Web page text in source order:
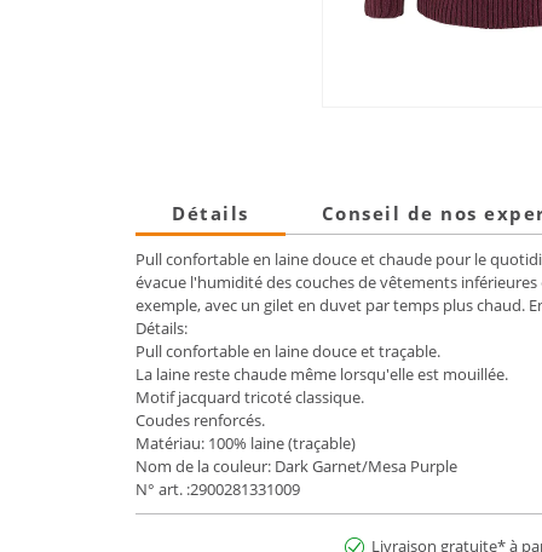
Détails Conseil de nos
Pull confortable en laine douce et chaude pour le
évacue l'humidité des couches de vêtements
exemple, avec un gilet en duvet par temps plus chaud.
Détails:
Pull confortable en laine douce et traçable.
La laine reste chaude même lorsqu'elle est mouillée.
Motif jacquard tricoté classique.
Coudes renforcés.
Matériau: 100% laine (traçable)
Nom de la couleur: Dark Garnet/Mesa Purple
N° art. :2900281331009
Livraison gratuite* à